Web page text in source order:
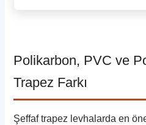
Polikarbon, PVC ve
Trapez Farkı
Şeffaf trapez levhalarda en